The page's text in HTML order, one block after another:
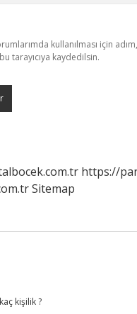
kullanılması için
tarayıcıya kaydedilsin.
https://
Sitemap
kişilik ?